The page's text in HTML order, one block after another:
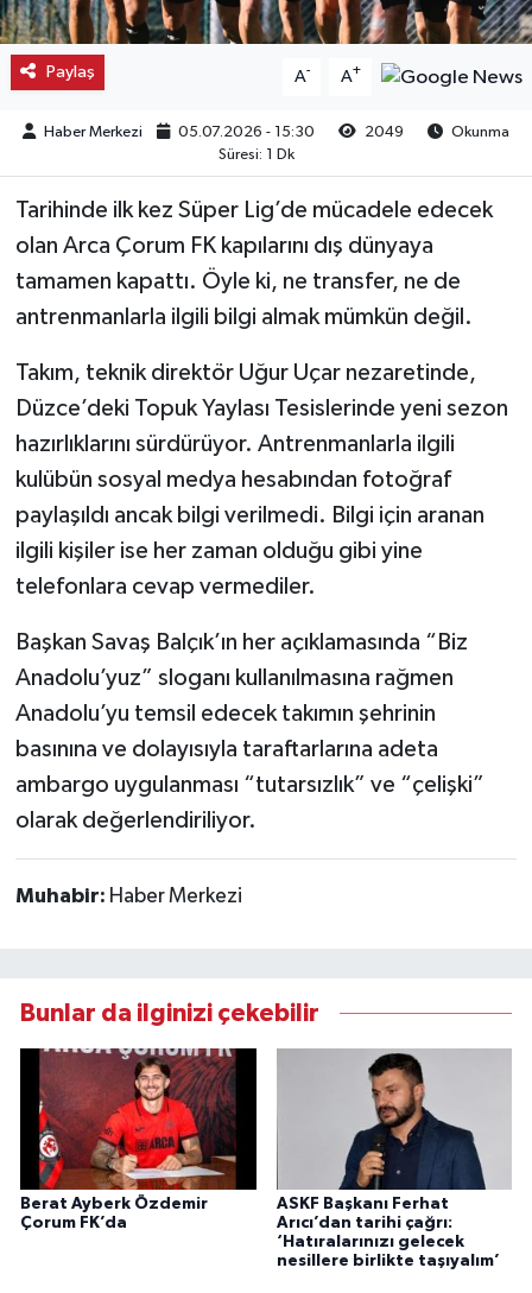
Paylaş A- A+
Haber Merkezi 05.07.2026 - 15:30 2049
Okunma
Süresi: 1 Dk
Tarihinde ilk kez Süper Lig’de mücadele edecek
olan Arca Çorum FK kapılarını dış dünyaya
tamamen kapattı. Öyle ki, ne transfer, ne de
antrenmanlarla ilgili bilgi almak mümkün değil.
Takım, teknik direktör Uğur Uçar nezaretinde,
Düzce’deki Topuk Yaylası Tesislerinde yeni sezon
hazırlıklarını sürdürüyor. Antrenmanlarla ilgili
kulübün sosyal medya hesabından fotoğraf
paylaşıldı ancak bilgi verilmedi. Bilgi için aranan
ilgili kişiler ise her zaman olduğu gibi yine
telefonlara cevap vermediler.
Başkan Savaş Balçık’ın her açıklamasında “Biz
Anadolu’yuz” sloganı kullanılmasına rağmen
Anadolu’yu temsil edecek takımın şehrinin
basınına ve dolayısıyla taraftarlarına adeta
ambargo uygulanması “tutarsızlık” ve “çelişki”
olarak değerlendiriliyor.
Muhabir: Haber Merkezi
Bunlar da ilginizi çekebilir
Berat Ayberk Özdemir
Çorum FK’da
ASKF Başkanı Ferhat
Arıcı’dan tarihi çağrı:
‘Hatıralarınızı gelecek
nesillere birlikte taşıyalım’
Kargı
Oğuzlar
Ortaköy
Sungurlu
Uğurludağ
Sağlık